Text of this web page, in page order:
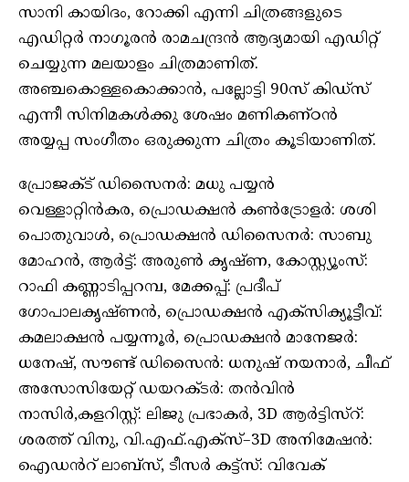
സാനി കായിദം, റോക്കി എന്നി ചിത്രങ്ങളുടെ
എഡിറ്റർ നാഗൂരൻ രാമചന്ദ്രൻ ആദ്യമായി എഡിറ്റ്
ചെയ്യുന്ന മലയാളം ചിത്രമാണിത്.
അഞ്ചകൊള്ളകൊക്കാൻ, പല്ലോട്ടി 90സ് കിഡ്സ്
എന്നീ സിനിമകൾക്കു ശേഷം മണികണ്ഠൻ
അയ്യപ്പ സംഗീതം ഒരുക്കുന്ന ചിത്രം കൂടിയാണിത്.
പ്രോജക്ട് ഡിസൈനർ: മധു പയ്യൻ
വെള്ളാറ്റിൻകര, പ്രൊഡക്ഷൻ കൺട്രോളർ: ശശി
പൊതുവാൾ, പ്രൊഡക്ഷൻ ഡിസൈനർ: സാബു
മോഹൻ, ആർട്ട്: അരുൺ കൃഷ്ണ, കോസ്റ്റ്യൂംസ്:
റാഫി കണ്ണാടിപ്പറമ്പ, മേക്കപ്പ്: പ്രദീപ്
ഗോപാലകൃഷ്ണൻ, പ്രൊഡക്ഷൻ എക്സിക്യൂട്ടീവ്:
കമലാക്ഷൻ പയ്യന്നൂർ, പ്രൊഡക്ഷൻ മാനേജർ:
ധനേഷ്, സൗണ്ട് ഡിസൈൻ: ധനുഷ് നയനാർ, ചീഫ്
അസോസിയേറ്റ് ഡയറക്ടർ: തൻവിൻ
നാസിർ,കളറിസ്റ്റ്: ലിജു പ്രഭാകർ, 3D ആർട്ടിസ്റ്:
ശരത്ത് വിനു, വി.എഫ്.എക്സ്–3D അനിമേഷൻ:
ഐഡൻറ് ലാബ്സ്, ടീസർ കട്ട്സ്: വിവേക്